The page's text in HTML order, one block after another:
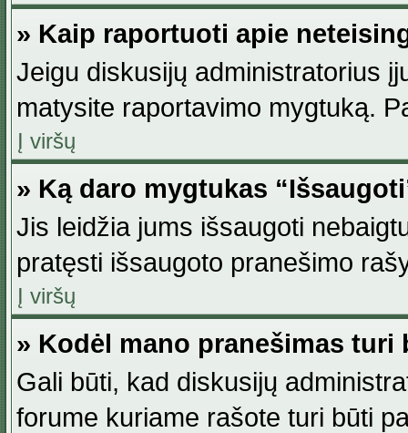
» Kaip raportuoti apie
Jeigu diskusijų administratorius
matysite raportavimo mygtuką.
Į viršų
» Ką daro mygtukas
Jis leidžia jums išsaugoti
pratęsti išsaugoto pranešimo
Į viršų
» Kodėl mano pranešimas
Gali būti, kad diskusijų
forume kuriame rašote turi būti